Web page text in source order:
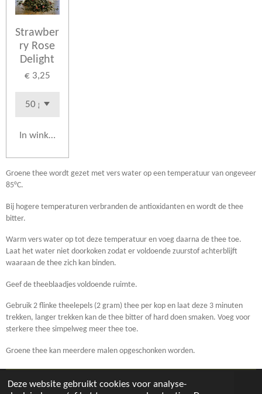
Deze website gebruikt cookies voor analyse-
Strawber
ry Rose
Delight
€ 3,25
In winkelwagen
Groene thee wordt gezet met vers water op een temperatuur van ongeveer
85°C.
Bij hogere temperaturen verbranden de antioxidanten en wordt de thee
bitter.
Warm vers water op tot deze temperatuur en voeg daarna de thee toe.
Laat het water niet doorkoken zodat er voldoende zuurstof achterblijft
waaraan de thee zich kan binden.
Geef de theeblaadjes voldoende ruimte.
Gebruik 2 flinke theelepels (2 gram) thee per kop en laat deze 3 minuten
trekken, langer trekken kan de thee bitter of hard doen smaken. Voeg voor
sterkere thee simpelweg meer thee toe.
Groene thee kan meerdere malen opgeschonken worden.
© 2019 - 2026 Tee Kompleet